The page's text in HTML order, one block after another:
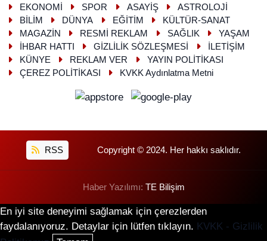
EKONOMİ
SPOR ASAYİŞ
ASTROLOJİ
BİLİM
DÜNYA EĞİTİM
KÜLTÜR-SANAT
MAGAZİN
RESMİ REKLAM SAĞLIK
YAŞAM
İHBAR HATTI
GİZLİLİK SÖZLEŞMESİ
İLETİŞİM
KÜNYE
REKLAM VER
YAYIN POLİTİKASI
ÇEREZ POLİTİKASI
KVKK Aydınlatma Metni
RSS Copyright © 2024. Her hakkı saklıdır.
Haber Yazılımı: TE Bilişim
En iyi site deneyimi sağlamak için çerezlerden
faydalanıyoruz. Detaylar için lütfen tıklayın. KVKK - Gizlilik